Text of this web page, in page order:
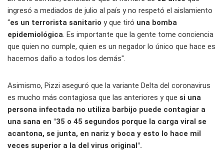
ingresó a mediados de julio al país y no respetó el aislamiento
“es un terrorista sanitario y que tiró una bomba
epidemiológica. Es importante que la gente tome conciencia
que quien no cumple, quien es un negador lo único que hace es
hacernos daño a todos los demás".
Asimismo, Pizzi aseguró que la variante Delta del coronavirus
es mucho más contagiosa que las anteriores y que si una
persona infectada no utiliza barbijo puede contagiar a
una sana en "35 o 45 segundos porque la carga viral se
acantona, se junta, en nariz y boca y esto lo hace mil
veces superior a la del virus original".